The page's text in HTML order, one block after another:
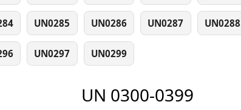
UN0285 UN0286 UN0287 UN0288
UN0297 UN0299
UN 0300-0399